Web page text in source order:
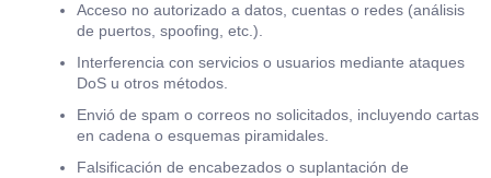
Acceso no autorizado a datos, cuentas o redes (análisis
de puertos, spoofing, etc.).
Interferencia con servicios o usuarios mediante ataques
DoS u otros métodos.
Envió de spam o correos no solicitados, incluyendo cartas
en cadena o esquemas piramidales.
Falsificación de encabezados o suplantación de